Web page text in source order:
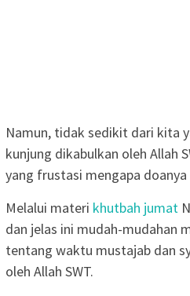
Namun, tidak sedikit dari kita
kunjung dikabulkan oleh Allah
yang frustasi mengapa
Melalui materi khutbah jumat
dan jelas ini mudah-mudahan
tentang waktu mustajab dan
oleh Allah SWT.